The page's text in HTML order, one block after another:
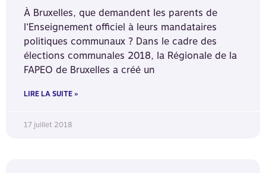
À Bruxelles, que demandent les parents de
l’Enseignement officiel à leurs mandataires
politiques communaux ? Dans le cadre des
élections communales 2018, la Régionale de la
FAPEO de Bruxelles a créé un
LIRE LA SUITE »
17 juillet 2018